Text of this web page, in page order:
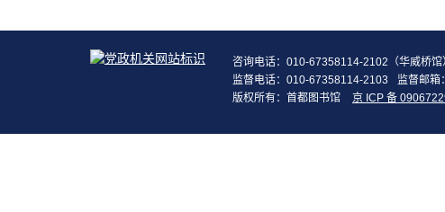
咨询电话：010-67358114-2102（华威桥馆
监督电话：010-67358114-2103
监督邮箱：
版权所有：首都图书馆
京 ICP 备